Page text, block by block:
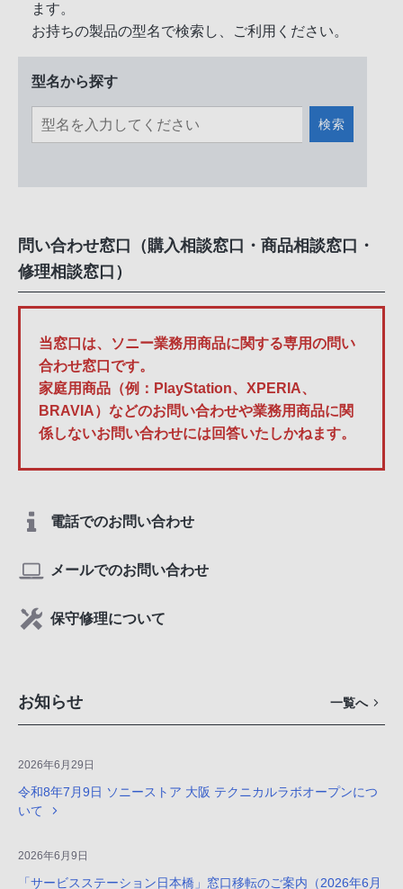
ます。
お持ちの製品の型名で検索し、ご利用ください。
型名から探す
検索
問い合わせ窓口（購入相談窓口・商品相談窓口・
修理相談窓口）
当窓口は、ソニー業務用商品に関する専用の問い
合わせ窓口です。
家庭用商品（例：PlayStation、XPERIA、
BRAVIA）などのお問い合わせや業務用商品に関
係しないお問い合わせには回答いたしかねます。
電話でのお問い合わせ
メールでのお問い合わせ
保守修理について
お知らせ 一覧へ
2026年6月29日
令和8年7月9日 ソニーストア 大阪 テクニカルラボオープンにつ
いて
2026年6月9日
「サービスステーション日本橋」窓口移転のご案内（2026年6月